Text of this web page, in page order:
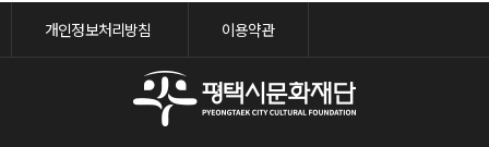
개인정보처리방침 이용약관